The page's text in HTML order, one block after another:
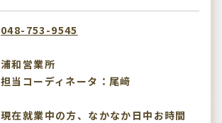
048-753-9545
浦和営業所
担当コーディネータ：尾﨑
現在就業中の方、なかなか日中お時間